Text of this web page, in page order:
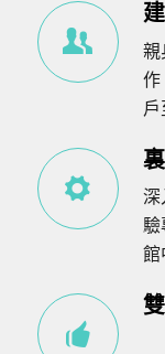
親
作
深
驗
館